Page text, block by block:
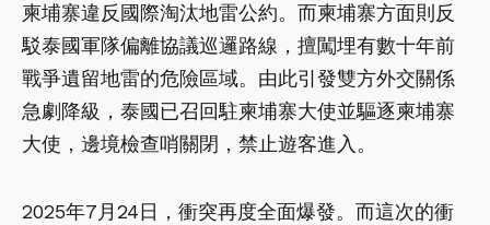
柬埔寨違反國際淘汰地雷公約。而柬埔寨方面則反
駁泰國軍隊偏離協議巡邏路線，擅闖埋有數十年前
戰爭遺留地雷的危險區域。由此引發雙方外交關係
急劇降級，泰國已召回駐柬埔寨大使並驅逐柬埔寨
大使，邊境檢查哨關閉，禁止遊客進入。
2025年7月24日，衝突再度全面爆發。而這次的衝